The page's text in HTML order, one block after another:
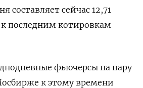
составляет сейчас 12,71
к последним котировкам
фьючерсы на пару
к этому времени